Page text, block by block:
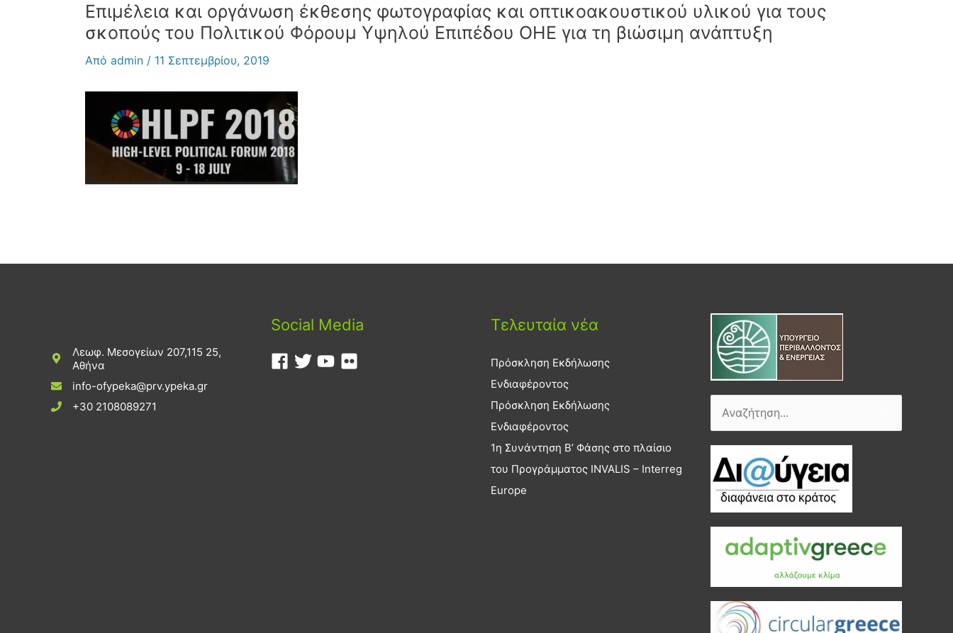
Επιμέλεια και οργάνωση έκθεσης φωτογραφίας και οπτικοακουστικού υλικού για τους
σκοπούς του Πολιτικού Φόρουμ Υψηλού Επιπέδου ΟΗΕ για τη βιώσιμη ανάπτυξη
Από admin / 11 Σεπτεμβρίου, 2019
Λεωφ. Μεσογείων 207,115 25,
Αθήνα
info-ofypeka@prv.ypeka.gr
+30 2108089271
Social Media Τελευταία νέα
Πρόσκληση Εκδήλωσης
Ενδιαφέροντος
Πρόσκληση Εκδήλωσης
Ενδιαφέροντος
1η Συνάντηση Β’ Φάσης στο πλαίσιο
του Προγράμματος INVALIS – Interreg
Europe
Αναζήτηση